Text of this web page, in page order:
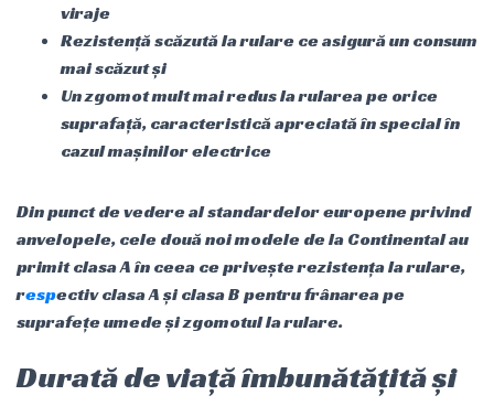
viraje
Rezistență scăzută la rulare ce asigură un consum
mai scăzut și
Un zgomot mult mai redus la rularea pe orice
suprafață, caracteristică apreciată în special în
cazul mașinilor electrice
Din punct de vedere al standardelor europene privind
anvelopele, cele două noi modele de la Continental au
primit clasa A în ceea ce privește rezistența la rulare,
respectiv clasa A și clasa B pentru frânarea pe
suprafețe umede și zgomotul la rulare.
Durată de viață îmbunătățită și